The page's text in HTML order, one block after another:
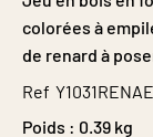
colorées à
de renard à
Ref
Poids : 0.39 kg